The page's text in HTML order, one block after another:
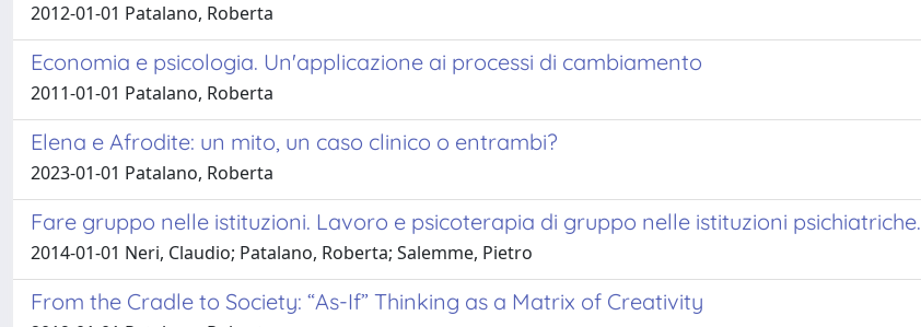
2012-01-01 Patalano, Roberta
Economia e psicologia. Un'applicazione ai processi di cambiamento
2011-01-01 Patalano, Roberta
Elena e Afrodite: un mito, un caso clinico o entrambi?
2023-01-01 Patalano, Roberta
Fare gruppo nelle istituzioni. Lavoro e psicoterapia di gruppo nelle istituzioni psichiatriche.
2014-01-01 Neri, Claudio; Patalano, Roberta; Salemme, Pietro
From the Cradle to Society: “As-If” Thinking as a Matrix of Creativity